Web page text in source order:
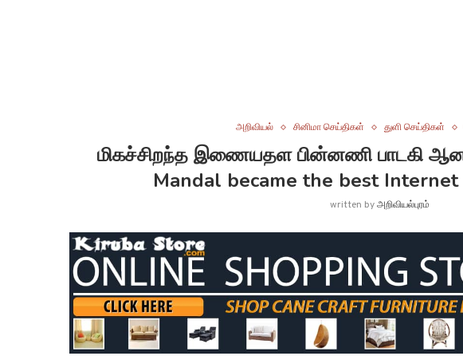
அறிவியல் சினிமா செய்திகள் துளி செய்திகள்
மிகச்சிறந்த இணையதள பின்னணி பாடகி
Mandal became the best
written byஅறிவியல்புரம்